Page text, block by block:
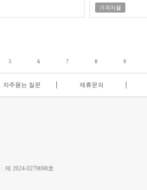
가격자율
5 6 7 8 9
자주묻는 질문 제휴문의
제 2024-0279698호